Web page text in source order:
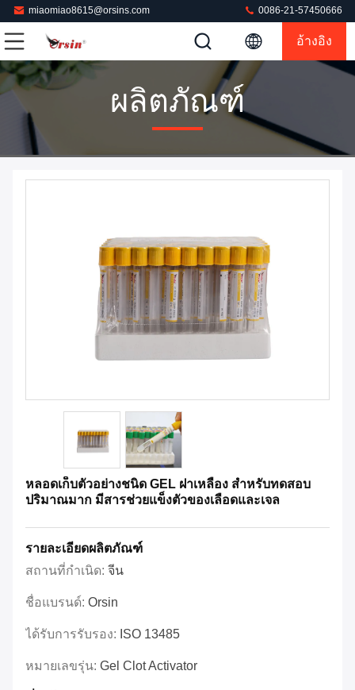
miaomiao8615@orsins.com 0086-21-57450666
อ้างอิง
ผลิตภัณฑ์
หลอดเก็บตัวอย่างชนิด GEL ฝาเหลือง สำหรับทดสอบ
ปริมาณมาก มีสารช่วยแข็งตัวของเลือดและเจล
รายละเอียดผลิตภัณฑ์
สถานที่กำเนิด: จีน
ชื่อแบรนด์: Orsin
ได้รับการรับรอง: ISO 13485
หมายเลขรุ่น: Gel Clot Activator